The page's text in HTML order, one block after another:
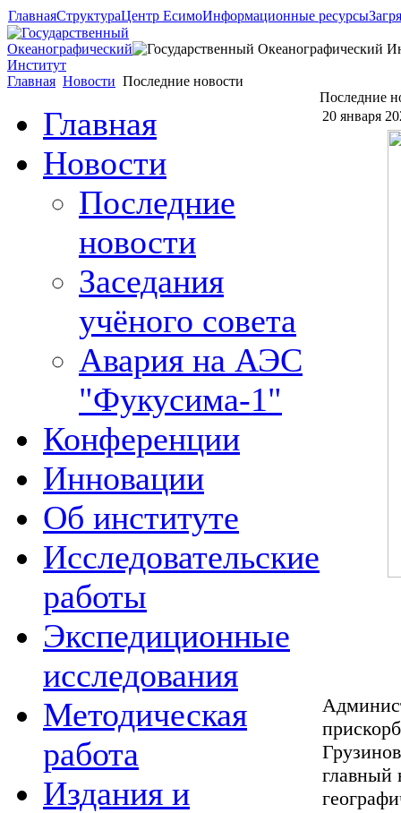
ГлавнаяСтруктураЦентр ЕсимоИнформационные ресурсы
Главная Новости Последние новости
Главная
Новости
Последние
новости
Заседания
учёного совета
Авария на АЭС
"Фукусима-1"
Конференции
Инновации
Об институте
Исследовательские
работы
Экспедиционные
исследования
Методическая
работа
Издания и
Последние
20 января